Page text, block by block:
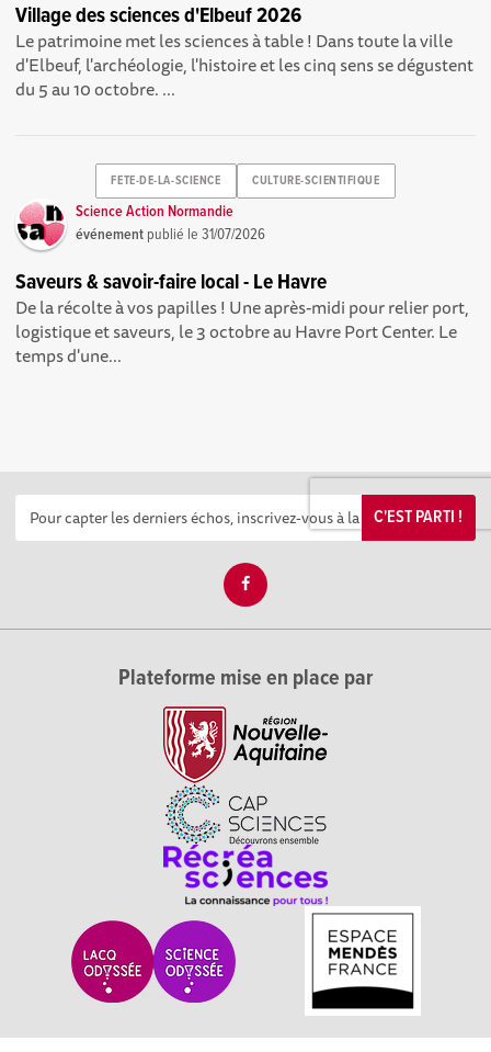
Village des sciences d'Elbeuf 2026
Le patrimoine met les sciences à table ! Dans toute la ville
d'Elbeuf, l'archéologie, l'histoire et les cinq sens se dégustent
du 5 au 10 octobre. ...
FETE-DE-LA-SCIENCE CULTURE-SCIENTIFIQUE
Science Action Normandie
événement publié le31/07/2026
Saveurs & savoir-faire local - Le Havre
De la récolte à vos papilles ! Une après-midi pour relier port,
logistique et saveurs, le 3 octobre au Havre Port Center. Le
temps d'une...
C'EST PARTI !
Plateforme mise en place par